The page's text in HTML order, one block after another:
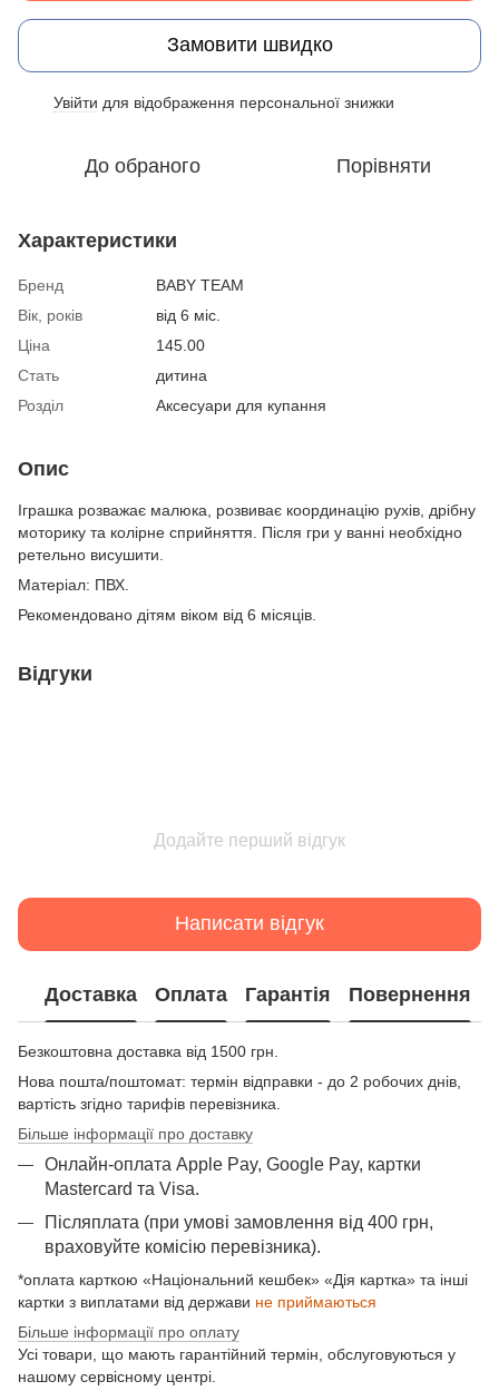
Замовити швидко
Увійти для відображення персональної знижки
До обраного Порівняти
Характеристики
Бренд
BABY TEAM
Вік, років
від 6 міс.
Ціна
145.00
Стать
дитина
Розділ
Аксесуари для купання
Опис
Іграшка розважає малюка, розвиває координацію рухів, дрібну
моторику та колірне сприйняття. Після гри у ванні необхідно
ретельно висушити.
Матеріал: ПВХ.
Рекомендовано дітям віком від 6 місяців.
Відгуки
Додайте перший відгук
Написати відгук
Доставка Оплата Гарантія Повернення
Безкоштовна доставка від 1500 грн.
Нова пошта/поштомат: термін відправки - до 2 робочих днів,
вартість згідно тарифів перевізника.
Більше інформації про доставку
Онлайн-оплата Apple Pay, Google Pay, картки
Mastercard та Visа.
Післяплата (при умові замовлення від 400 грн,
враховуйте комісію перевізника).
*оплата карткою «Національний кешбек» «Дія картка» та інші
картки з виплатами від держави не приймаються
Більше інформації про оплату
Усі товари, що мають гарантійний термін, обслуговуються у
нашому сервісному центрі.